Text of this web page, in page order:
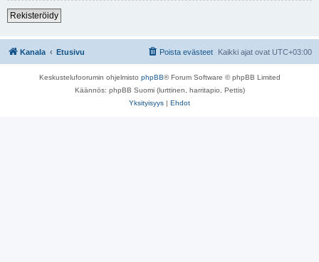
Rekisteröidy
Kanala Etusivu Kaikki ajat ovat UTC+03:00
Poista evästeet
Keskustelufoorumin ohjelmisto phpBB® Forum Software © phpBB Limited
Käännös: phpBB Suomi (lurttinen, harritapio, Pettis)
Yksityisyys | Ehdot